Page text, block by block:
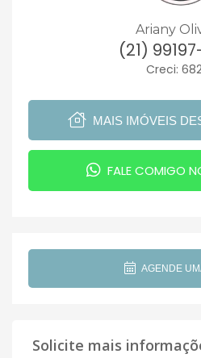
Ariany
(21)
Creci:
MAIS IMÓVEIS
FALE COMIGO
AGENDE
Solicite mais